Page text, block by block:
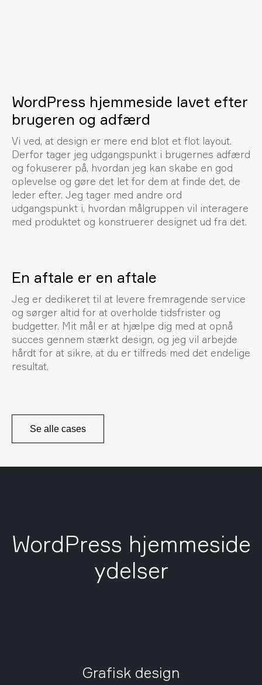
WordPress hjemmeside lavet efter
brugeren og adfærd
Vi ved, at design er mere end blot et flot layout.
Derfor tager jeg udgangspunkt i brugernes adfærd
og fokuserer på, hvordan jeg kan skabe en god
oplevelse og gøre det let for dem at finde det, de
leder efter. Jeg tager med andre ord
udgangspunkt i, hvordan målgruppen vil interagere
med produktet og konstruerer designet ud fra det.
En aftale er en aftale
Jeg er dedikeret til at levere fremragende service
og sørger altid for at overholde tidsfrister og
budgetter. Mit mål er at hjælpe dig med at opnå
succes gennem stærkt design, og jeg vil arbejde
hårdt for at sikre, at du er tilfreds med det endelige
resultat.
Se alle cases
WordPress hjemmeside
ydelser
Grafisk design